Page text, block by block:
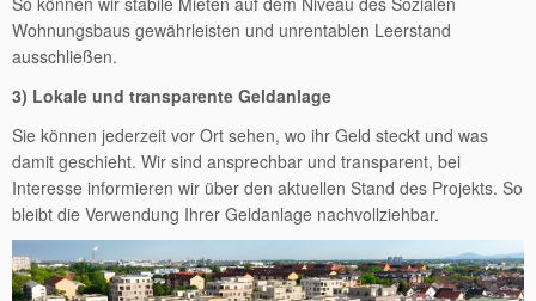
Wohnungsbaus gewährleisten und unrentablen Leerstand
ausschließen.
3) Lokale und transparente Geldanlage
Sie können jederzeit vor Ort sehen, wo ihr Geld steckt und was
damit geschieht. Wir sind ansprechbar und transparent, bei
Interesse informieren wir über den aktuellen Stand des Projekts. So
bleibt die Verwendung Ihrer Geldanlage nachvollziehbar.